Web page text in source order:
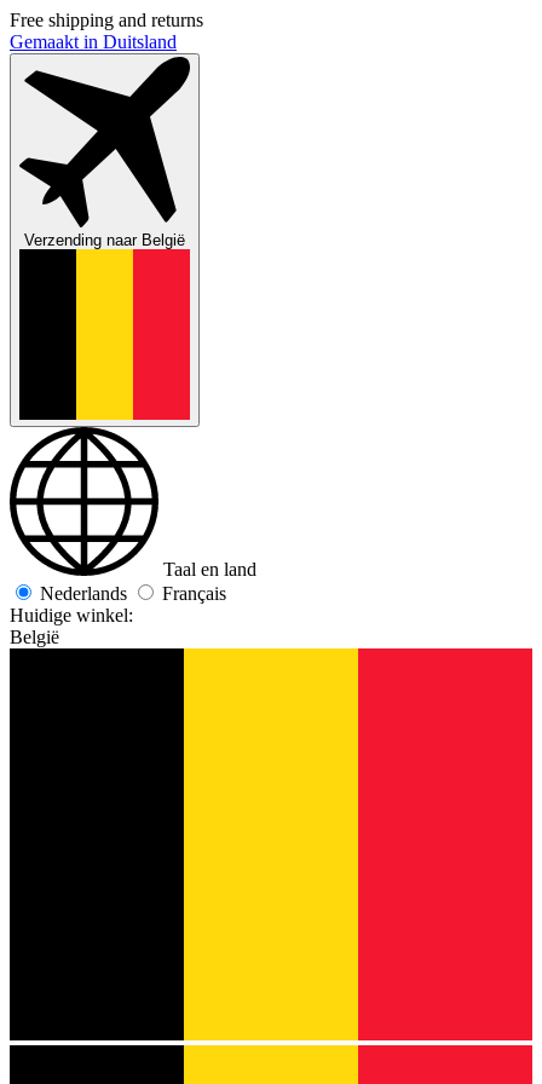
Free shipping and returns
Gemaakt in Duitsland
Verzending naarBelgië
Taal en land
Nederlands
Français
Huidige winkel:
België